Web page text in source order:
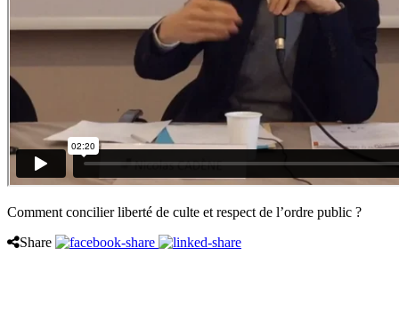
Comment concilier liberté de culte et respect de l’ordre public ?
Share